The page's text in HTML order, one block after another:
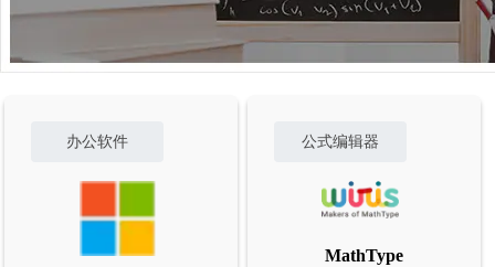
办公软件 公式编辑器
MathType